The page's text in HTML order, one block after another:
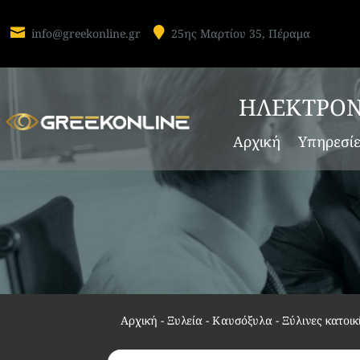
 info@greekonline.gr  25ης Μαρτίου 35, Πέραμα
Αρχική
Αρχική -Ξυλεία - Καυσόξυλα - Ξύλινες